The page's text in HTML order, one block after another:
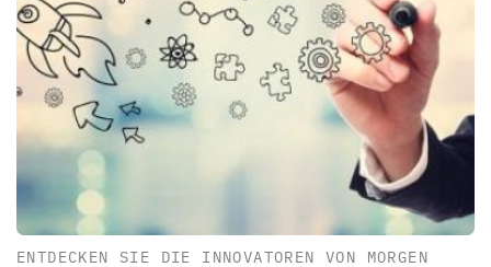
ENTDECKEN SIE DIE INNOVATOREN VON MORGEN